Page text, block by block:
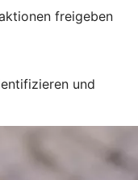
freigeben
und